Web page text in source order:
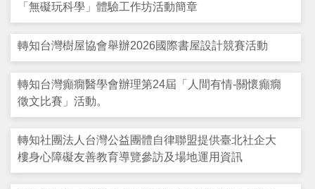
「無礙玩科學」體驗工作坊活動簡章
轉知台灣樹屋協會舉辦2026國際書屋設計競賽活動
轉知台灣癲癇醫學會辦理第24屆「人間有情-關懷癲癇
徵文比賽」活動。
轉知社團法人台灣公益團體自律聯盟提供臺北社企大
樓身心障礙友善教育導覽參訪及場地運用資訊